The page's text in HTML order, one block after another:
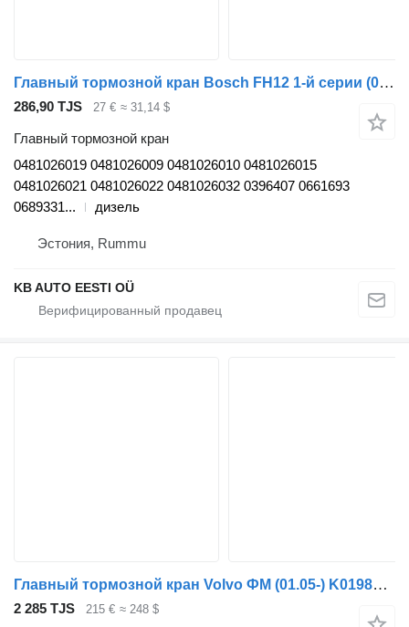
Главный тормозной кран Bosch FH12 1-й серии (01.93-12.02) 0481026019 для грузовика Volvo FH12, FH16, NH12, FH, VNL780 (1993-2014)
286,90 TJS 27 € ≈ 31,14 $
Главный тормозной кран
0481026019 0481026009 0481026010 0481026015
0481026021 0481026022 0481026032 0396407 0661693
0689331...
дизель
Эстония, Rummu
KB AUTO EESTI OÜ
Главный тормозной кран Volvo ФМ (01.05-) K019819 для грузовика Volvo FM7-FM12, FM, FMX (1998-2014)
2 285 TJS 215 € ≈ 248 $